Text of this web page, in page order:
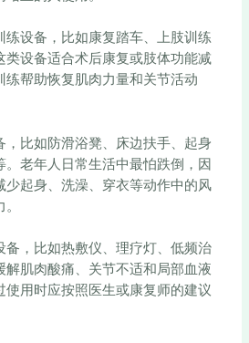
练设备，比如康复踏车、上肢训练
类设备适合术后康复或肢体功能减
练帮助恢复肌肉力量和关节活动
，比如防滑浴凳、床边扶手、起身
。老年人日常生活中最怕跌倒，因
少起身、洗澡、穿衣等动作中的风
备，比如热敷仪、理疗灯、低频治
解肌肉酸痛、关节不适和局部血液
使用时应按照医生或康复师的建议